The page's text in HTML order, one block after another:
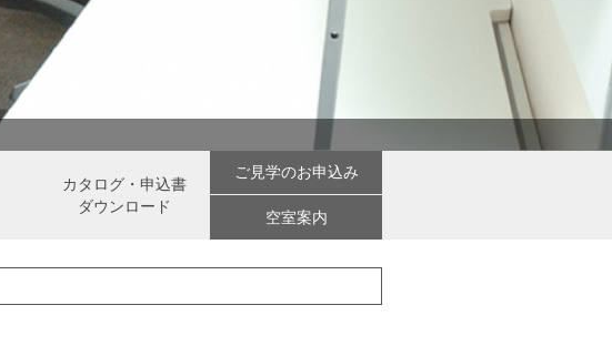
カタログ・申込書
ダウンロード
ご見学のお申込み
空室案内